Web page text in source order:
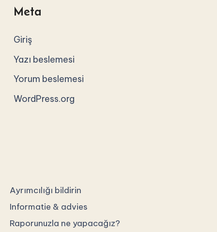
Meta
Giriş
Yazı beslemesi
Yorum beslemesi
WordPress.org
Ayrımcılığı bildirin
Informatie & advies
Raporunuzla ne yapacağız?